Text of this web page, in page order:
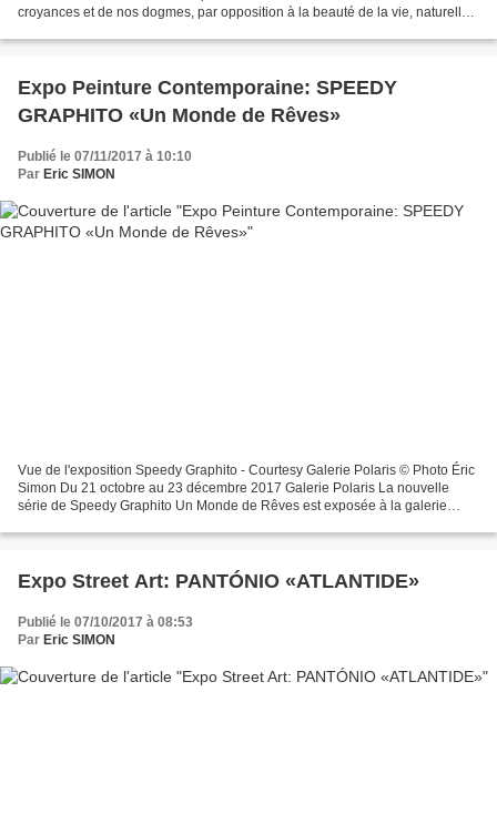
croyances et de nos dogmes, par opposition à la beauté de la vie, naturelle,
Expo Peinture Contemporaine: SPEEDY
GRAPHITO «Un Monde de Rêves»
Publié le 07/11/2017 à 10:10
Par Eric SIMON
Vue de l'exposition Speedy Graphito - Courtesy Galerie Polaris © Photo Éric
Simon Du 21 octobre au 23 décembre 2017 Galerie Polaris La nouvelle
série de Speedy Graphito Un Monde de Rêves est exposée à la galerie
Expo Street Art: PANTÓNIO «ATLANTIDE»
Publié le 07/10/2017 à 08:53
Par Eric SIMON